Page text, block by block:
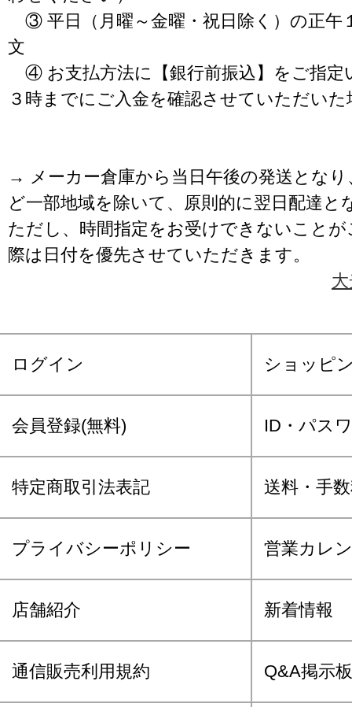
③ 平日（月曜～金曜・祝日除く）の正午
文
④ お支払方法に【銀行前振込】をご指定
３時までにご入金を確認させていただいた
→ メーカー倉庫から当日午後の発送となり
ど一部地域を除いて、原則的に翌日配達と
ただし、時間指定をお受けできないこと
際は日付を優先させていただきます。
ログイン ショッピ
会員登録(無料) ID・パス
特定商取引法表記 送料・手
プライバシーポリシー 営業カレ
店舗紹介 新着情報
通信販売利用規約 Q&A掲示板